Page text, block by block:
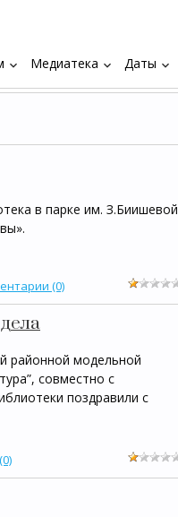
keyboard_arrow_down Медиатека keyboard_arrow_down Даты keyboard_arrow_down
в парке им. З.Биишевой
(0)
районной модельной
совместно с
поздравили с